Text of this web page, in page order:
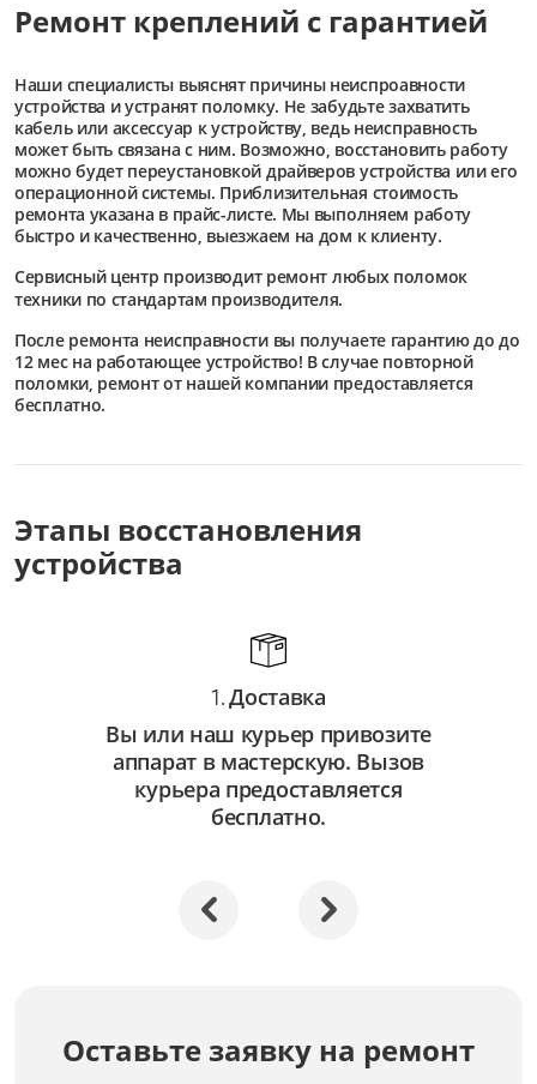
Ремонт креплений с гарантией
Наши специалисты выяснят причины неиспроавности
устройства и устранят поломку. Не забудьте захватить
кабель или аксессуар к устройству, ведь неисправность
может быть связана с ним. Возможно, восстановить работу
можно будет переустановкой драйверов устройства или его
операционной системы. Приблизительная стоимость
ремонта указана в прайс-листе. Мы выполняем работу
быстро и качественно, выезжаем на дом к клиенту.
Сервисный центр производит ремонт любых поломок
техники по стандартам производителя.
После ремонта неисправности вы получаете гарантию до до
12 мес на работающее устройство! В случае повторной
поломки, ремонт от нашей компании предоставляется
бесплатно.
Этапы восстановления
устройства
1.Доставка
Вы или наш курьер привозите
аппарат в мастерскую. Вызов
курьера предоставляется
бесплатно.
Оставьте заявку на ремонт